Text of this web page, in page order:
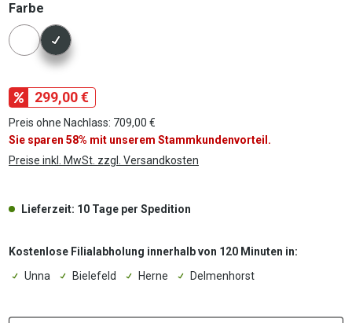
Farbe
Konfigurator Farbe
299,00 €
Preis ohne Nachlass: 709,00 €
Sie sparen 58% mit unserem Stammkundenvorteil.
Preise inkl. MwSt. zzgl. Versandkosten
Lieferzeit: 10 Tage per Spedition
Kostenlose Filialabholung innerhalb von 120 Minuten in:
Unna
Bielefeld Herne Delmenhorst